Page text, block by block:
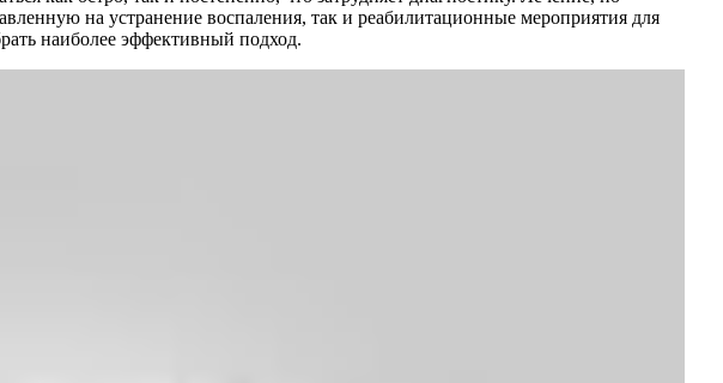
на устранение воспаления, так и реабилитационные мероприятия для
наиболее эффективный подход.